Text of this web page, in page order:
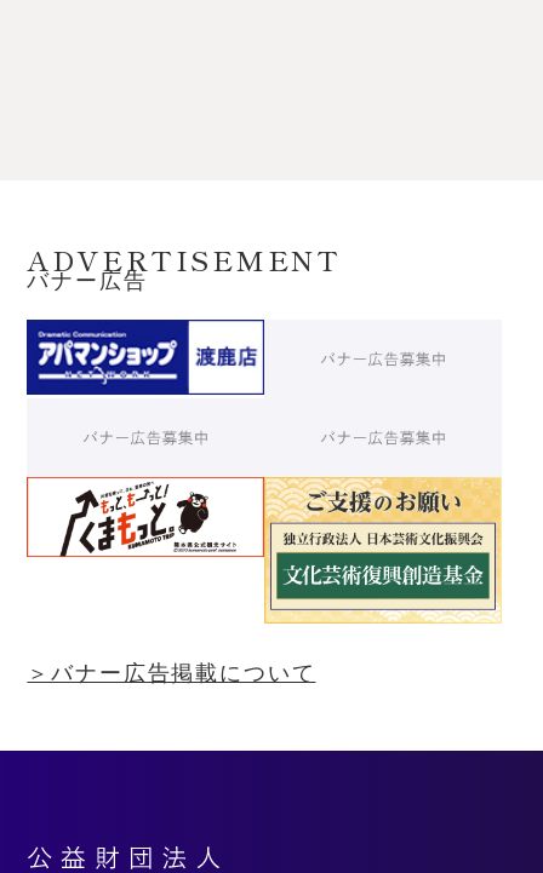
ADVERTISEMENT
バナー広告
＞バナー広告掲載について